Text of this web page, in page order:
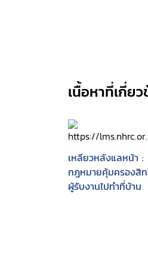
เนื้อหาที่เกี่ย
เหลียวหลังแลหน้า :
กฎหมายคุ้มครองสิ
ผู้รับงานไปทำที่บ้าน